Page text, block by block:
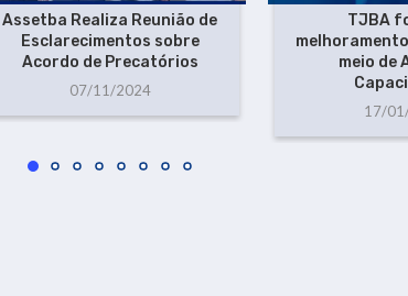
Assetba Realiza Reunião de
Esclarecimentos sobre
Acordo de Precatórios
07/11/2024
TJBA
meio de
17/